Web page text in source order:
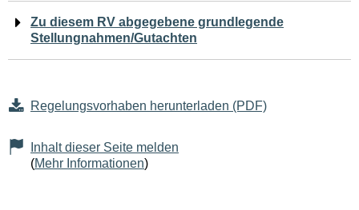
Seiteninhalt
Zu diesem RV abgegebene grundlegende
Stellungnahmen/Gutachten
Regelungsvorhaben herunterladen (PDF)
Inhalt dieser Seite melden
(Mehr Informationen)